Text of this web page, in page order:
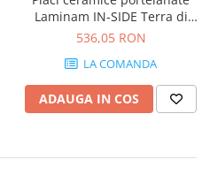
Laminam IN-SIDE Terra di
Saturnia 1200x3000 5+ mm
536,05 RON
LA COMANDA
ADAUGA IN COS